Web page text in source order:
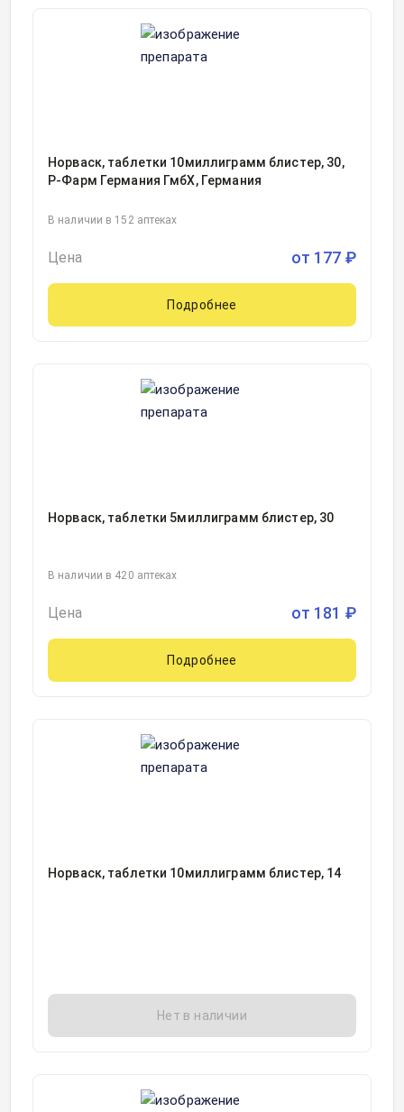
Норваск, таблетки 10миллиграмм блистер, 30,
Р-Фарм Германия ГмбХ, Германия
В наличии в 152 аптеках
Цена от 177 ₽
Подробнее
Норваск, таблетки 5миллиграмм блистер, 30
В наличии в 420 аптеках
Цена от 181 ₽
Подробнее
Норваск, таблетки 10миллиграмм блистер, 14
Нет в наличии